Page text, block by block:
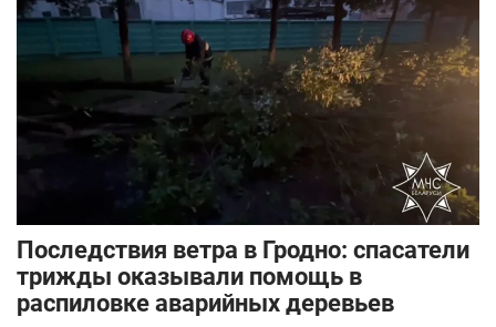
Последствия ветра в Гродно: спасатели
трижды оказывали помощь в
распиловке аварийных деревьев